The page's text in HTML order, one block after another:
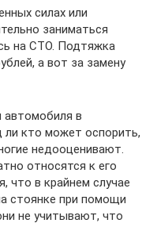
силах или
заниматься
на СТО. Подтяжка
а вот за замену
автомобиля в
ли кто может оспорить,
недооценивают.
относятся к его
что в крайнем случае
стоянке при помощи
не учитывают, что